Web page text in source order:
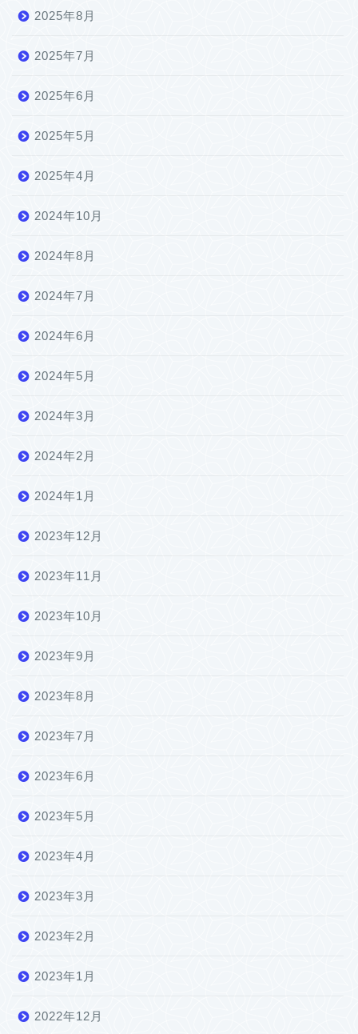
2025年8月
2025年7月
2025年6月
2025年5月
2025年4月
2024年10月
2024年8月
2024年7月
2024年6月
2024年5月
2024年3月
2024年2月
2024年1月
2023年12月
2023年11月
2023年10月
2023年9月
2023年8月
2023年7月
2023年6月
2023年5月
2023年4月
2023年3月
2023年2月
2023年1月
2022年12月